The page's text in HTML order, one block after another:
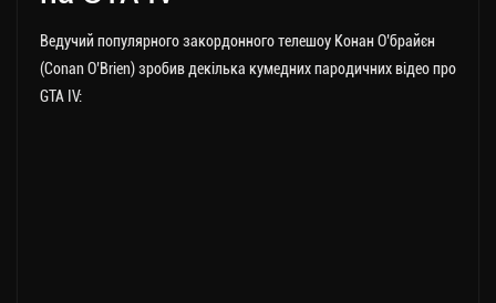
Ведучий популярного закордонного телешоу Конан О’брайєн
(Conan O’Brien) зробив декілька кумедних пародичних відео про
GTA IV: